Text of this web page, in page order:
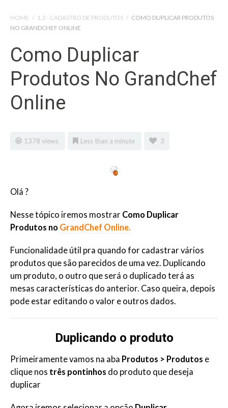
HOME / 1.2 - CADASTRO DE PRODUTOS / COMO DUPLICAR PRODUTOS
NO GRANDCHEF ONLINE
Como Duplicar
Produtos No GrandChef
Online
1378 views Less than a minute 3
Olá ?
Nesse tópico iremos mostrar Como Duplicar
Produtos no GrandChef Online.
Funcionalidade útil pra quando for cadastrar vários
produtos que são parecidos de uma vez. Duplicando
um produto, o outro que será o duplicado terá as
mesas características do anterior. Caso queira, depois
pode estar editando o valor e outros dados.
Duplicando o produto
Primeiramente vamos na aba Produtos > Produtos e
clique nos três pontinhos do produto que deseja
duplicar